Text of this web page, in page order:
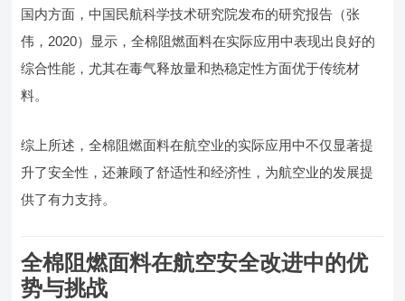
国内方面，中国民航科学技术研究院发布的研究报告（张
伟，2020）显示，全棉阻燃面料在实际应用中表现出良好的
综合性能，尤其在毒气释放量和热稳定性方面优于传统材
料。
综上所述，全棉阻燃面料在航空业的实际应用中不仅显著提
升了安全性，还兼顾了舒适性和经济性，为航空业的发展提
供了有力支持。
全棉阻燃面料在航空安全改进中的优
势与挑战